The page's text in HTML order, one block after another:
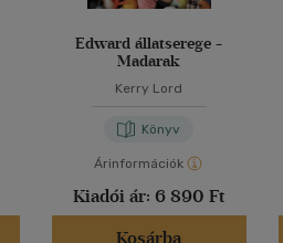
Edward állatserege -
Madarak
Kerry Lord
Könyv
Árinformációk
Kiadói ár: 6 890 Ft
Kosárba